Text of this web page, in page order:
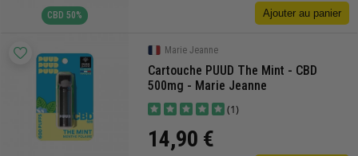
CBD 50% Ajouter au panier
Marie Jeanne
Cartouche PUUD The Mint - CBD
500mg - Marie Jeanne
(1)
14,90 €